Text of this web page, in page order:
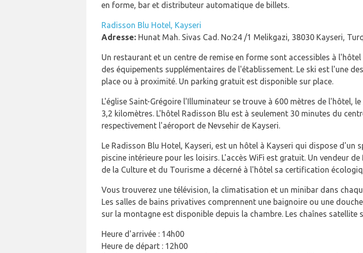
en forme, bar et distributeur automatique de billets.
Radisson Blu Hotel, Kayseri
Adresse: Hunat Mah. Sivas Cad. No:24 /1 Melikgazi, 38030 Kayseri,
Un restaurant et un centre de remise en forme sont accessibles à
des équipements supplémentaires de l'établissement. Le ski est l'une
place ou à proximité. Un parking gratuit est disponible sur place.
L'église Saint-Grégoire l'Illuminateur se trouve à 600 mètres de l'hôtel,
3,2 kilomètres. L'hôtel Radisson Blu est à seulement 30 minutes du
respectivement l'aéroport de Nevsehir de Kayseri.
Le Radisson Blu Hotel, Kayseri, est un hôtel à Kayseri qui dispose d'un
piscine intérieure pour les loisirs. L'accès WiFi est gratuit. Un vendeur
de la Culture et du Tourisme a décerné à l'hôtel sa certification
Vous trouverez une télévision, la climatisation et un minibar dans
Les salles de bains privatives comprennent une baignoire ou une
sur la montagne est disponible depuis la chambre. Les chaînes satellite
Heure d'arrivée : 14h00
Heure de départ : 12h00